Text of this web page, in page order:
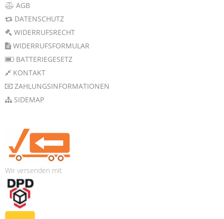
AGB
DATENSCHUTZ
WIDERRUFSRECHT
WIDERRUFSFORMULAR
BATTERIEGESETZ
KONTAKT
ZAHLUNGSINFORMATIONEN
SIDEMAP
Wir versenden mit